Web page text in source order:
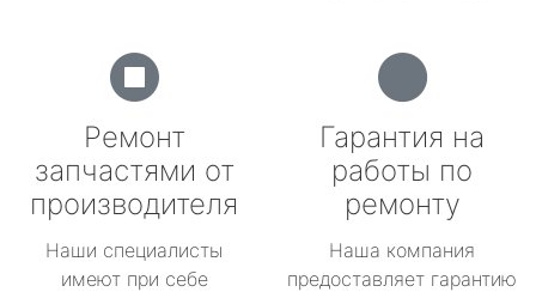
Ремонт
запчастями от
производителя
Наши специалисты
имеют при себе
Гарантия на
работы по
ремонту
Наша компания
предоставляет гарантию